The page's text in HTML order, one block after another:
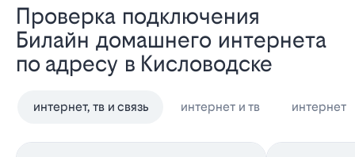
Проверка подключения
Билайн домашнего интернета
по адресу в Кисловодске
интернет, тв и связь интернет и тв интернет